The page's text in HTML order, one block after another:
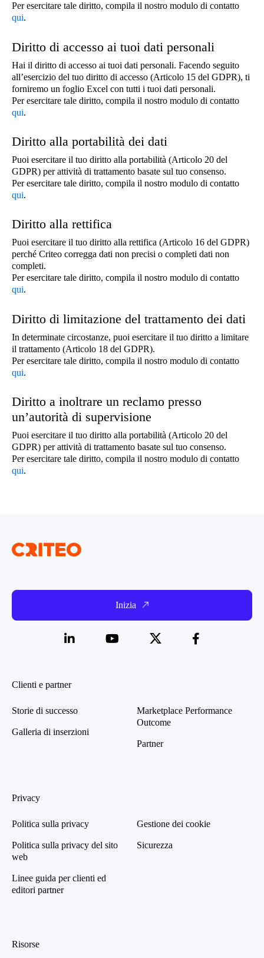
Per esercitare tale diritto, compila il nostro modulo di contatto
qui.
Diritto di accesso ai tuoi dati personali
Hai il diritto di accesso ai tuoi dati personali. Facendo seguito
all’esercizio del tuo diritto di accesso (Articolo 15 del GDPR), ti
forniremo un foglio Excel con tutti i tuoi dati personali.
Per esercitare tale diritto, compila il nostro modulo di contatto
qui.
Diritto alla portabilità dei dati
Puoi esercitare il tuo diritto alla portabilità (Articolo 20 del
GDPR) per attività di trattamento basate sul tuo consenso.
Per esercitare tale diritto, compila il nostro modulo di contatto
qui.
Diritto alla rettifica
Puoi esercitare il tuo diritto alla rettifica (Articolo 16 del GDPR)
perché Criteo corregga dati non precisi o completi dati non
completi.
Per esercitare tale diritto, compila il nostro modulo di contatto
qui.
Diritto di limitazione del trattamento dei dati
In determinate circostanze, puoi esercitare il tuo diritto a limitare
il trattamento (Articolo 18 del GDPR).
Per esercitare tale diritto, compila il nostro modulo di contatto
qui.
Diritto a inoltrare un reclamo presso
un’autorità di supervisione
Puoi esercitare il tuo diritto alla portabilità (Articolo 20 del
GDPR) per attività di trattamento basate sul tuo consenso.
Per esercitare tale diritto, compila il nostro modulo di contatto
qui.
Inizia
Clienti e partner
Storie di successo
Galleria di inserzioni
Marketplace Performance
Outcome
Partner
Privacy
Politica sulla privacy
Politica sulla privacy del sito
web
Linee guida per clienti ed
editori partner
Gestione dei cookie
Sicurezza
Risorse